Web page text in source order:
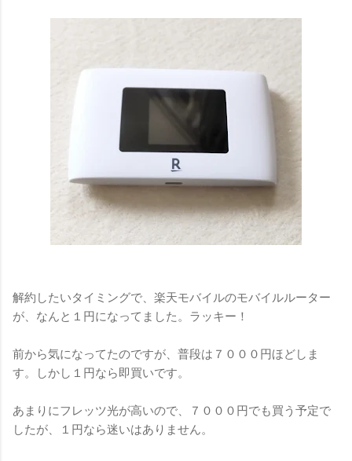
解約したいタイミングで、楽天モバイルのモバイルルーター
が、なんと１円になってました。ラッキー！
前から気になってたのですが、普段は７０００円ほどしま
す。しかし１円なら即買いです。
あまりにフレッツ光が高いので、７０００円でも買う予定で
したが、１円なら迷いはありません。